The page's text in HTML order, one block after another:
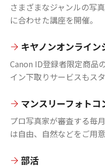
さまざまなジャンルの写
に合わせた講座を開催。
キヤノンオンライン
Canon ID登録者限定商品
イン下取りサービスもスタ
マンスリーフォトコ
プロ写真家が審査する毎
は自由、自然などをご用意
部活